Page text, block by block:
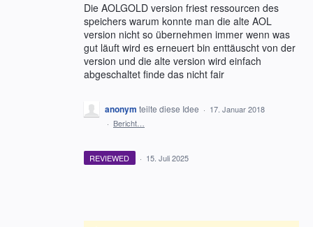
Die AOLGOLD version friest ressourcen des
speichers warum konnte man die alte AOL
version nicht so übernehmen immer wenn was
gut läuft wird es erneuert bin enttäuscht von der
version und die alte version wird einfach
abgeschaltet finde das nicht fair
anonym teilte diese Idee · 17. Januar 2018
· Bericht…
REVIEWED · 15. Juli 2025